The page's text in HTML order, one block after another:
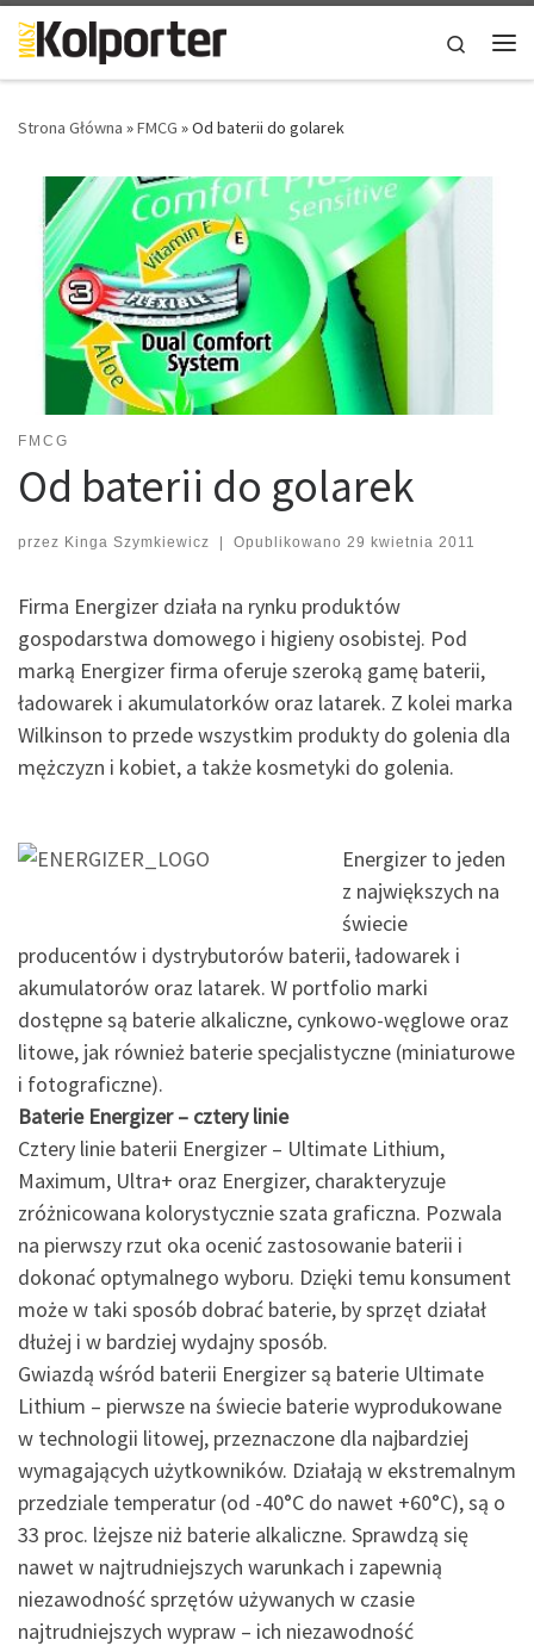
Skip to content
Search
Strona Główna »FMCG »Od baterii do golarek
FMCG
Od baterii do golarek
przez Kinga Szymkiewicz Opublikowano 29 kwietnia 2011
Firma Energizer działa na rynku produktów
gospodarstwa domowego i higieny osobistej. Pod
marką Energizer firma oferuje szeroką gamę baterii,
ładowarek i akumulatorków oraz latarek. Z kolei marka
Wilkinson to przede wszystkim produkty do golenia dla
mężczyzn i kobiet, a także kosmetyki do golenia.
Energizer to jeden
z największych na
świecie
producentów i dystrybutorów baterii, ładowarek i
akumulatorów oraz latarek. W portfolio marki
dostępne są baterie alkaliczne, cynkowo-węglowe oraz
litowe, jak również baterie specjalistyczne (miniaturowe
i fotograficzne).
Baterie Energizer – cztery linie
Cztery linie baterii Energizer – Ultimate Lithium,
Maximum, Ultra+ oraz Energizer, charakteryzuje
zróżnicowana kolorystycznie szata graficzna. Pozwala
na pierwszy rzut oka ocenić zastosowanie baterii i
dokonać optymalnego wyboru. Dzięki temu konsument
może w taki sposób dobrać baterie, by sprzęt działał
dłużej i w bardziej wydajny sposób.
Gwiazdą wśród baterii Energizer są baterie Ultimate
Lithium – pierwsze na świecie baterie wyprodukowane
w technologii litowej, przeznaczone dla najbardziej
wymagających użytkowników. Działają w ekstremalnym
przedziale temperatur (od -40°C do nawet +60°C), są o
33 proc. lżejsze niż baterie alkaliczne. Sprawdzą się
nawet w najtrudniejszych warunkach i zapewnią
niezawodność sprzętów używanych w czasie
najtrudniejszych wypraw – ich niezawodność